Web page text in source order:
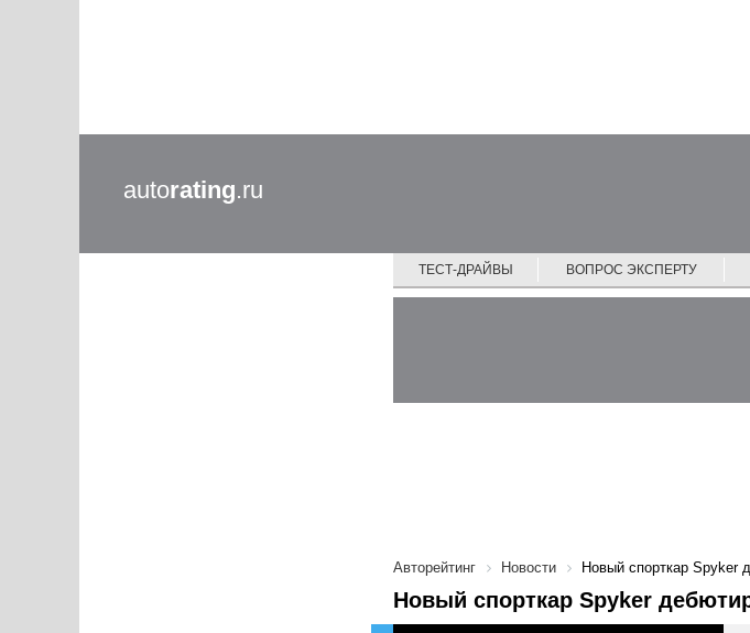
autorating.ru
ТЕСТ-ДРАЙВЫ ВОПРОС ЭКСПЕРТУ
Авторейтинг Новости Новый спорткар Spyker
Новый спорткар Spyker